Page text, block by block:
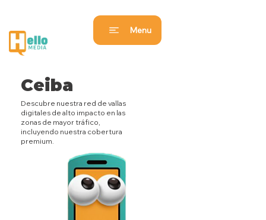
Menu
Ceiba
Descubre nuestra red de vallas
digitales de alto impacto en las
zonas de mayor tráfico,
incluyendo nuestra cobertura
premium.